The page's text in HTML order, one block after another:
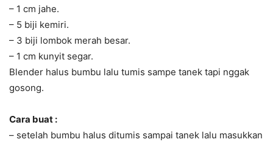
– 1 cm jahe.
– 5 biji kemiri.
– 3 biji lombok merah besar.
– 1 cm kunyit segar.
Blender halus bumbu lalu tumis sampe tanek tapi nggak
gosong.
Cara buat :
– setelah bumbu halus ditumis sampai tanek lalu masukkan